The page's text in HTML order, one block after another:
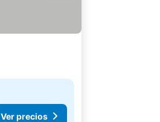
Ver precios